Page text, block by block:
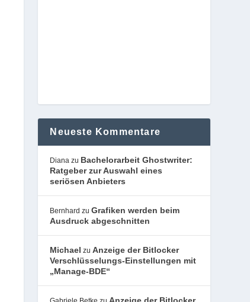
Neueste Kommentare
Diana zu Bachelorarbeit Ghostwriter:
Ratgeber zur Auswahl eines
seriösen Anbieters
Bernhard zuGrafiken werden beim
Ausdruck abgeschnitten
Michael zuAnzeige der Bitlocker
Verschlüsselungs-Einstellungen mit
„Manage-BDE“